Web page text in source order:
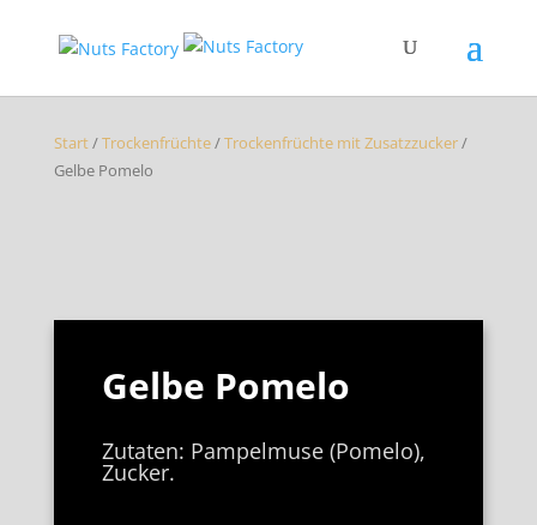
Start/Trockenfrüchte/Trockenfrüchte mit Zusatzzucker/
Gelbe Pomelo
Gelbe Pomelo
Zutaten: Pampelmuse (Pomelo),
Zucker.